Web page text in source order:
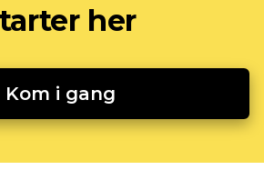
her
Kom i gang